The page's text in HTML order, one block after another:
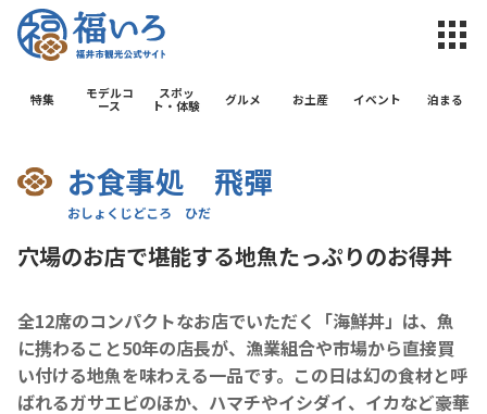
福井市観光
特集
モデルコ
ース
スポッ
ト・体験
グルメ お土産 イベント 泊まる
お食事処 飛彈
穴場のお店で堪能する地魚たっぷりのお得丼
全12席のコンパクトなお店でいただく「海鮮丼」は、魚
に携わること50年の店長が、漁業組合や市場から直接買
い付ける地魚を味わえる一品です。この日は幻の食材と呼
ばれるガサエビのほか、ハマチやイシダイ、イカなど豪華